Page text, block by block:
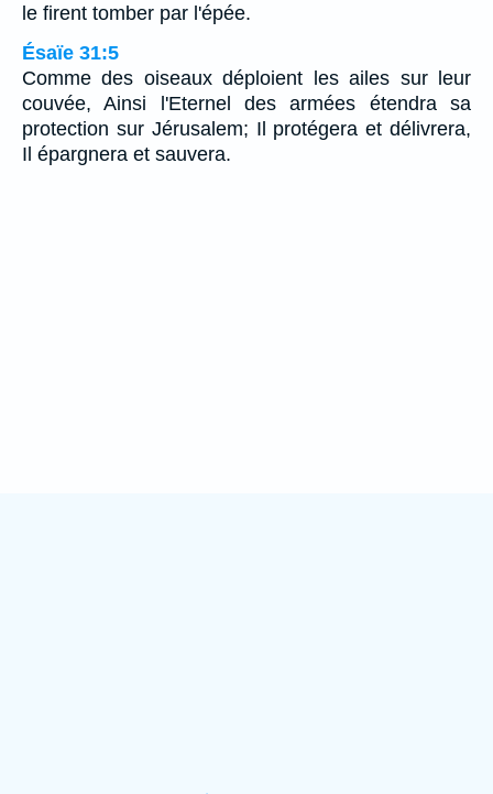
le firent tomber par l'épée.
Ésaïe 31:5
Comme des oiseaux déploient les ailes sur leur
couvée, Ainsi l'Eternel des armées étendra sa
protection sur Jérusalem; Il protégera et délivrera,
Il épargnera et sauvera.